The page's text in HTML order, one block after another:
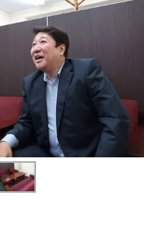
木 金 土
8/12
8/13
○
8/14
○
無料相談/見積もり